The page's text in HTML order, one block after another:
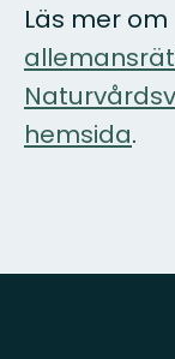
Läs mer om
hemsida.